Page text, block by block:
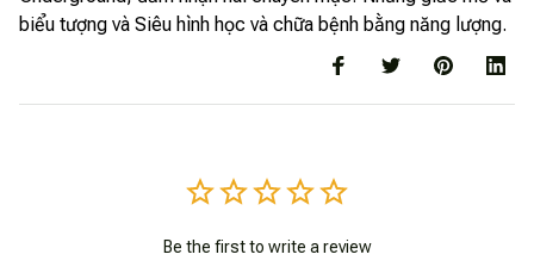
biểu tượng và Siêu hình học và chữa bệnh bằng năng lượng.
Be the first to write a review